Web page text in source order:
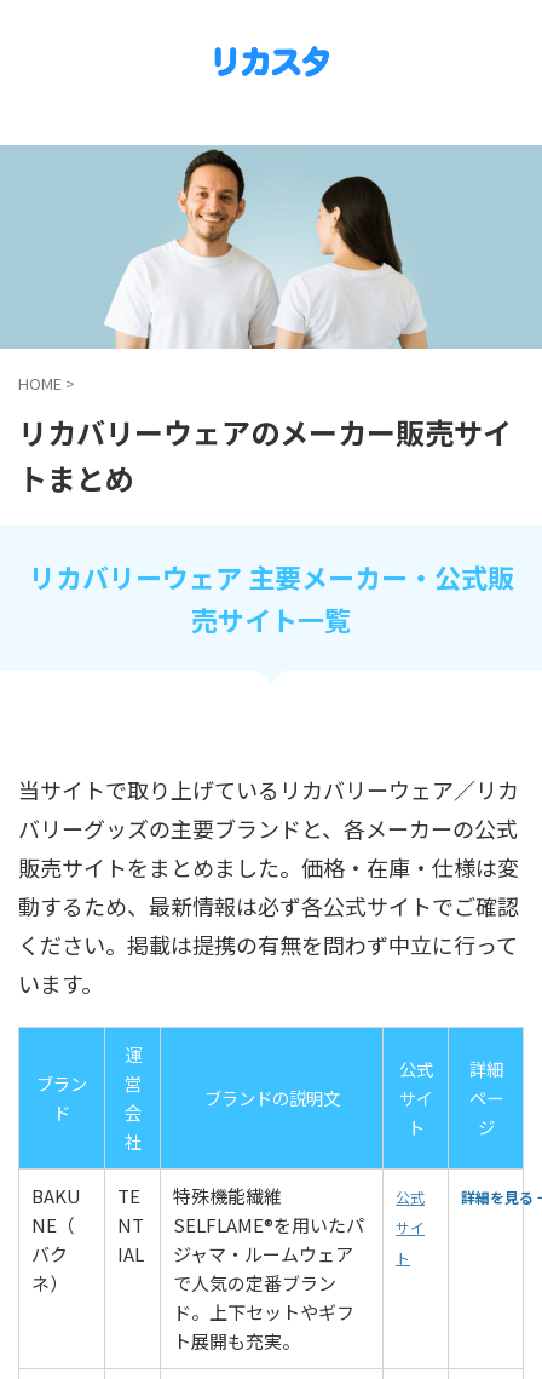
HOME >
リカバリーウェアのメーカー販売サイ
トまとめ
リカバリーウェア 主要メーカー・公式販
売サイト一覧
当サイトで取り上げているリカバリーウェア／リカ
バリーグッズの主要ブランドと、各メーカーの公式
販売サイトをまとめました。価格・在庫・仕様は変
動するため、最新情報は必ず各公式サイトでご確認
ください。掲載は提携の有無を問わず中立に行って
います。
ブラン
ド
運
営
会
社
ブランドの説明文
公式
サイ
ト
詳細
ペー
ジ
BAKU
NE（
バク
ネ）
TE
NT
IAL
特殊機能繊維
SELFLAME®を用いたパ
ジャマ・ルームウェア
で人気の定番ブラン
ド。上下セットやギフ
ト展開も充実。
公式
サイ
ト
詳細を見る